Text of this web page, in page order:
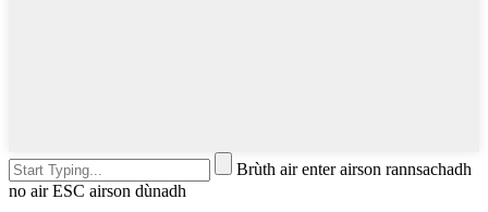
Brùth air enter airson rannsachadh
no air ESC airson dùnadh